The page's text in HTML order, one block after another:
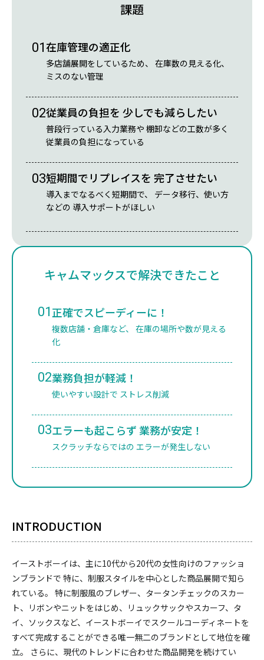
課題
01在庫管理の適正化
多店舗展開をしているため、 在庫数の見える化、
ミスのない管理
02従業員の負担を 少しでも減らしたい
普段行っている入力業務や 棚卸などの工数が多く
従業員の負担になっている
03短期間でリプレイスを 完了させたい
導入までなるべく短期間で、 データ移行、使い方
などの 導入サポートがほしい
キャムマックスで解決できたこと
01 正確でスピーディーに！
複数店舗・倉庫など、 在庫の場所や数が見える
化
02業務負担が軽減！
使いやすい設計で ストレス削減
03エラーも起こらず 業務が安定！
スクラッチならではの エラーが発生しない
INTRODUCTION
イーストボーイは、主に10代から20代の女性向けのファッショ
ンブランドで 特に、制服スタイルを中心とした商品展開で知ら
れている。 特に制服風のブレザー、タータンチェックのスカー
ト、リボンやニットをはじめ、リュックサックやスカーフ、タ
イ、ソックスなど、イーストボーイでスクールコーディネートを
すべて完成することができる唯一無二のブランドとして地位を確
立。 さらに、現代のトレンドに合わせた商品開発を続けてい